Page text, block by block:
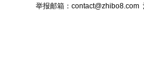
举报邮箱：